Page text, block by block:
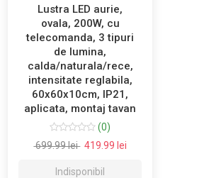
Lustra LED aurie,
ovala, 200W, cu
telecomanda, 3 tipuri
de lumina,
calda/naturala/rece,
intensitate reglabila,
60x60x10cm, IP21,
aplicata, montaj tavan
(0)
699.99 lei 419.99 lei
Indisponibil